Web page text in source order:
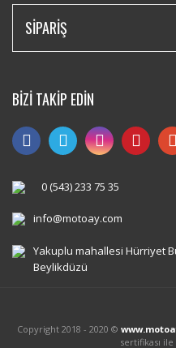
SİPARİŞ
BİZİ TAKİP EDİN
0 (543) 233 75 35
info@motoay.com
Yakuplu mahallesi Hürriyet
Beylikdüzü
Copyright 2018 - 2020 ©
sertifikası